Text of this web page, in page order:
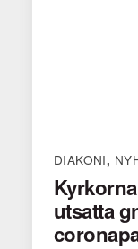
DIAKONI,
utsatta